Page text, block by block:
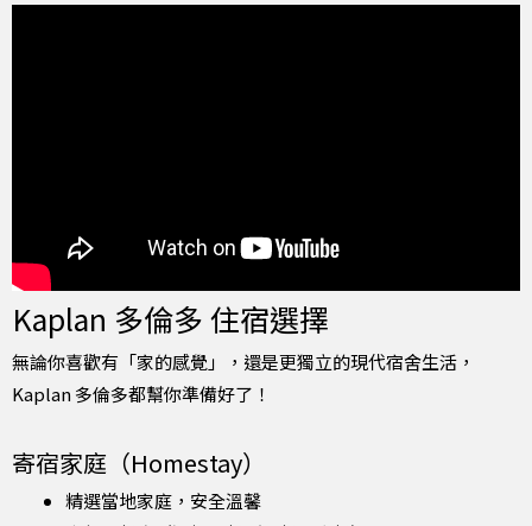
Kaplan 多倫多 住宿選擇
無論你喜歡有「家的感覺」，還是更獨立的現代宿舍生活，
Kaplan 多倫多都幫你準備好了！
寄宿家庭（Homestay）
精選當地家庭，安全溫馨